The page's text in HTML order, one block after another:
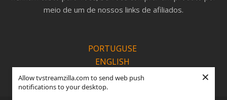
Allow tvstreamzilla.com to send web push
notifications to your desktop.
×
meio de um de nossos links de afiliados.
PORTUGUSE
ENGLISH
ESPANOL